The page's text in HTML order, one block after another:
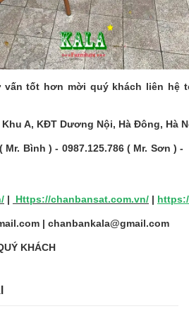
tốt hơn mời quý khách liên hệ
A, KĐT Dương Nội, Hà Đông, Hà
Bình ) - 0987.125.786 ( Mr. Sơn ) -
| Https://chanbansat.com.vn/ |
| chanbankala@gmail.com
KHÁCH